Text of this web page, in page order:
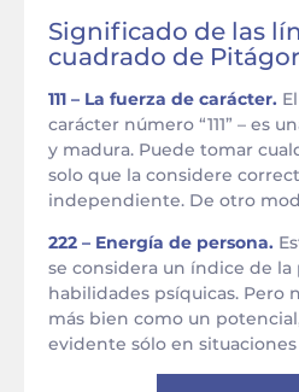
Significado de las
cuadrado de
111 – La fuerza de carácter.
carácter número “111” – es
y madura. Puede tomar
solo que la considere
independiente. De otro
222 – Energía de persona.
se considera un índice de la
habilidades psíquicas. Pero
más bien como un
evidente sólo en situaciones